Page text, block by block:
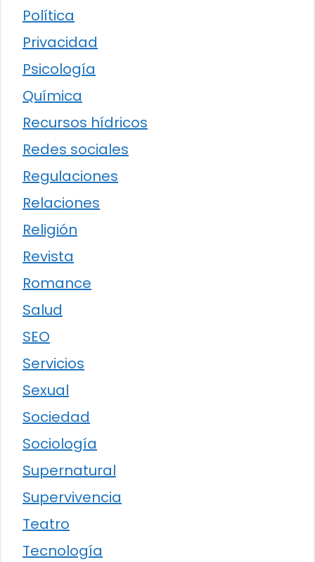
Política
Privacidad
Psicología
Química
Recursos hídricos
Redes sociales
Regulaciones
Relaciones
Religión
Revista
Romance
Salud
SEO
Servicios
Sexual
Sociedad
Sociología
Supernatural
Supervivencia
Teatro
Tecnología